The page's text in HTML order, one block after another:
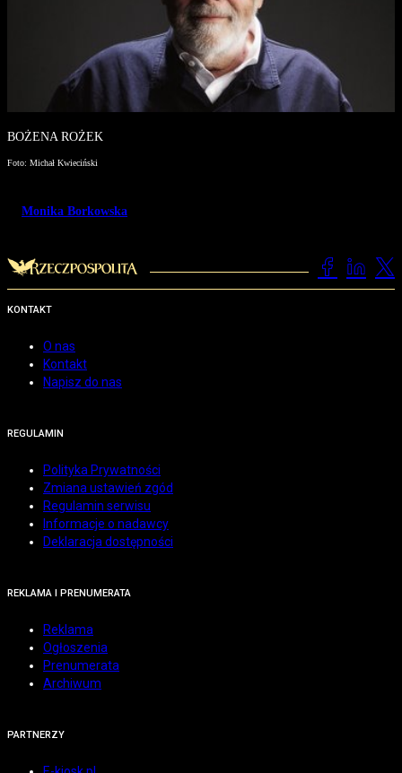
BOŻENA ROŻEK
Foto: Michał Kwieciński
Monika Borkowska
KONTAKT
O nas
Kontakt
Napisz do nas
REGULAMIN
Polityka Prywatności
Zmiana ustawień zgód
Regulamin serwisu
Informacje o nadawcy
Deklaracja dostępności
REKLAMA I PRENUMERATA
Reklama
Ogłoszenia
Prenumerata
Archiwum
PARTNERZY